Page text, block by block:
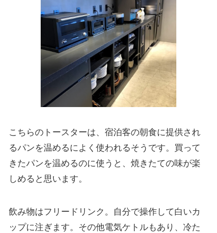
こちらのトースターは、宿泊客の朝食に提供され
るパンを温めるによく使われるそうです。買って
きたパンを温めるのに使うと、焼きたての味が楽
しめると思います。
飲み物はフリードリンク。自分で操作して白いカ
ップに注ぎます。その他電気ケトルもあり、冷た